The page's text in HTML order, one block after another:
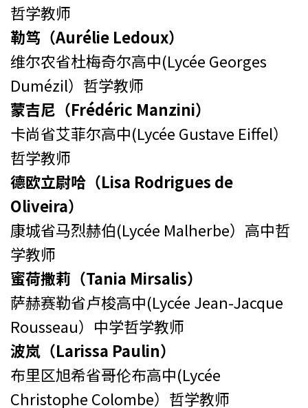
哲学教师
勒笃（Aurélie Ledoux）
维尔农省杜梅奇尔高中(Lycée Georges
Dumézil）哲学教师
蒙吉尼（Frédéric Manzini）
卡尚省艾菲尔高中(Lycée Gustave Eiffel）
哲学教师
德欧立尉哈（Lisa Rodrigues de
Oliveira）
康城省马烈赫伯(Lycée Malherbe）高中哲
学教师
蜜荷撒莉（Tania Mirsalis）
萨赫赛勒省卢梭高中(Lycée Jean-Jacque
Rousseau）中学哲学教师
波岚（Larissa Paulin）
布里区旭希省哥伦布高中(Lycée
Christophe Colombe）哲学教师